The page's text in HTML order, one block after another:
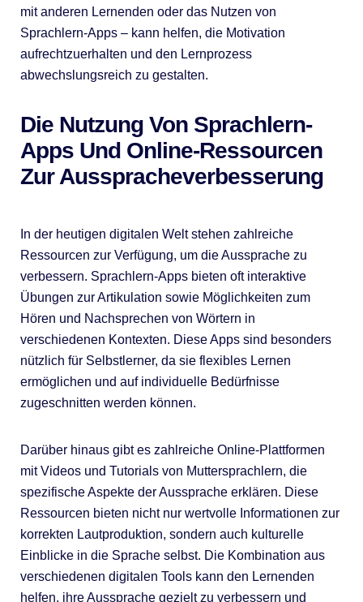
mit anderen Lernenden oder das Nutzen von
Sprachlern-Apps – kann helfen, die Motivation
aufrechtzuerhalten und den Lernprozess
abwechslungsreich zu gestalten.
Die Nutzung Von Sprachlern-
Apps Und Online-Ressourcen
Zur Ausspracheverbesserung
In der heutigen digitalen Welt stehen zahlreiche
Ressourcen zur Verfügung, um die Aussprache zu
verbessern. Sprachlern-Apps bieten oft interaktive
Übungen zur Artikulation sowie Möglichkeiten zum
Hören und Nachsprechen von Wörtern in
verschiedenen Kontexten. Diese Apps sind besonders
nützlich für Selbstlerner, da sie flexibles Lernen
ermöglichen und auf individuelle Bedürfnisse
zugeschnitten werden können.
Darüber hinaus gibt es zahlreiche Online-Plattformen
mit Videos und Tutorials von Muttersprachlern, die
spezifische Aspekte der Aussprache erklären. Diese
Ressourcen bieten nicht nur wertvolle Informationen zur
korrekten Lautproduktion, sondern auch kulturelle
Einblicke in die Sprache selbst. Die Kombination aus
verschiedenen digitalen Tools kann den Lernenden
helfen, ihre Aussprache gezielt zu verbessern und